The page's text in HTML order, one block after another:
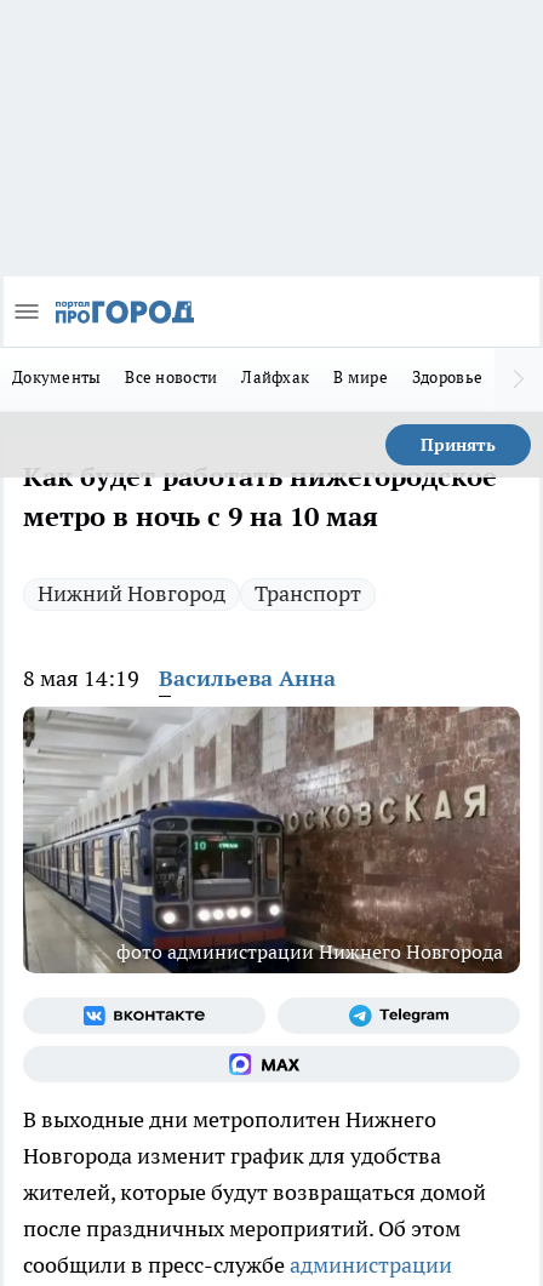
Документы Все новости Лайфхак В мире Здоровье
Принять
Как будет работать нижегородское
метро в ночь с 9 на 10 мая
Нижний Новгород Транспорт
8 мая 14:19 Васильева Анна
фото администрации Нижнего Новгорода
В выходные дни метрополитен Нижнего
Новгорода изменит график для удобства
жителей, которые будут возвращаться домой
после праздничных мероприятий. Об этом
сообщили в пресс-службеадминистрации